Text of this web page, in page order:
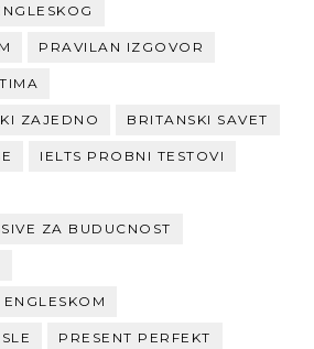
PRAVILAN IZGOVOR
ZAJEDNO BRITANSKI SAVET
IELTS PROBNI TESTOVI
ZA BUDUCNOST
PRESENT PERFEKT